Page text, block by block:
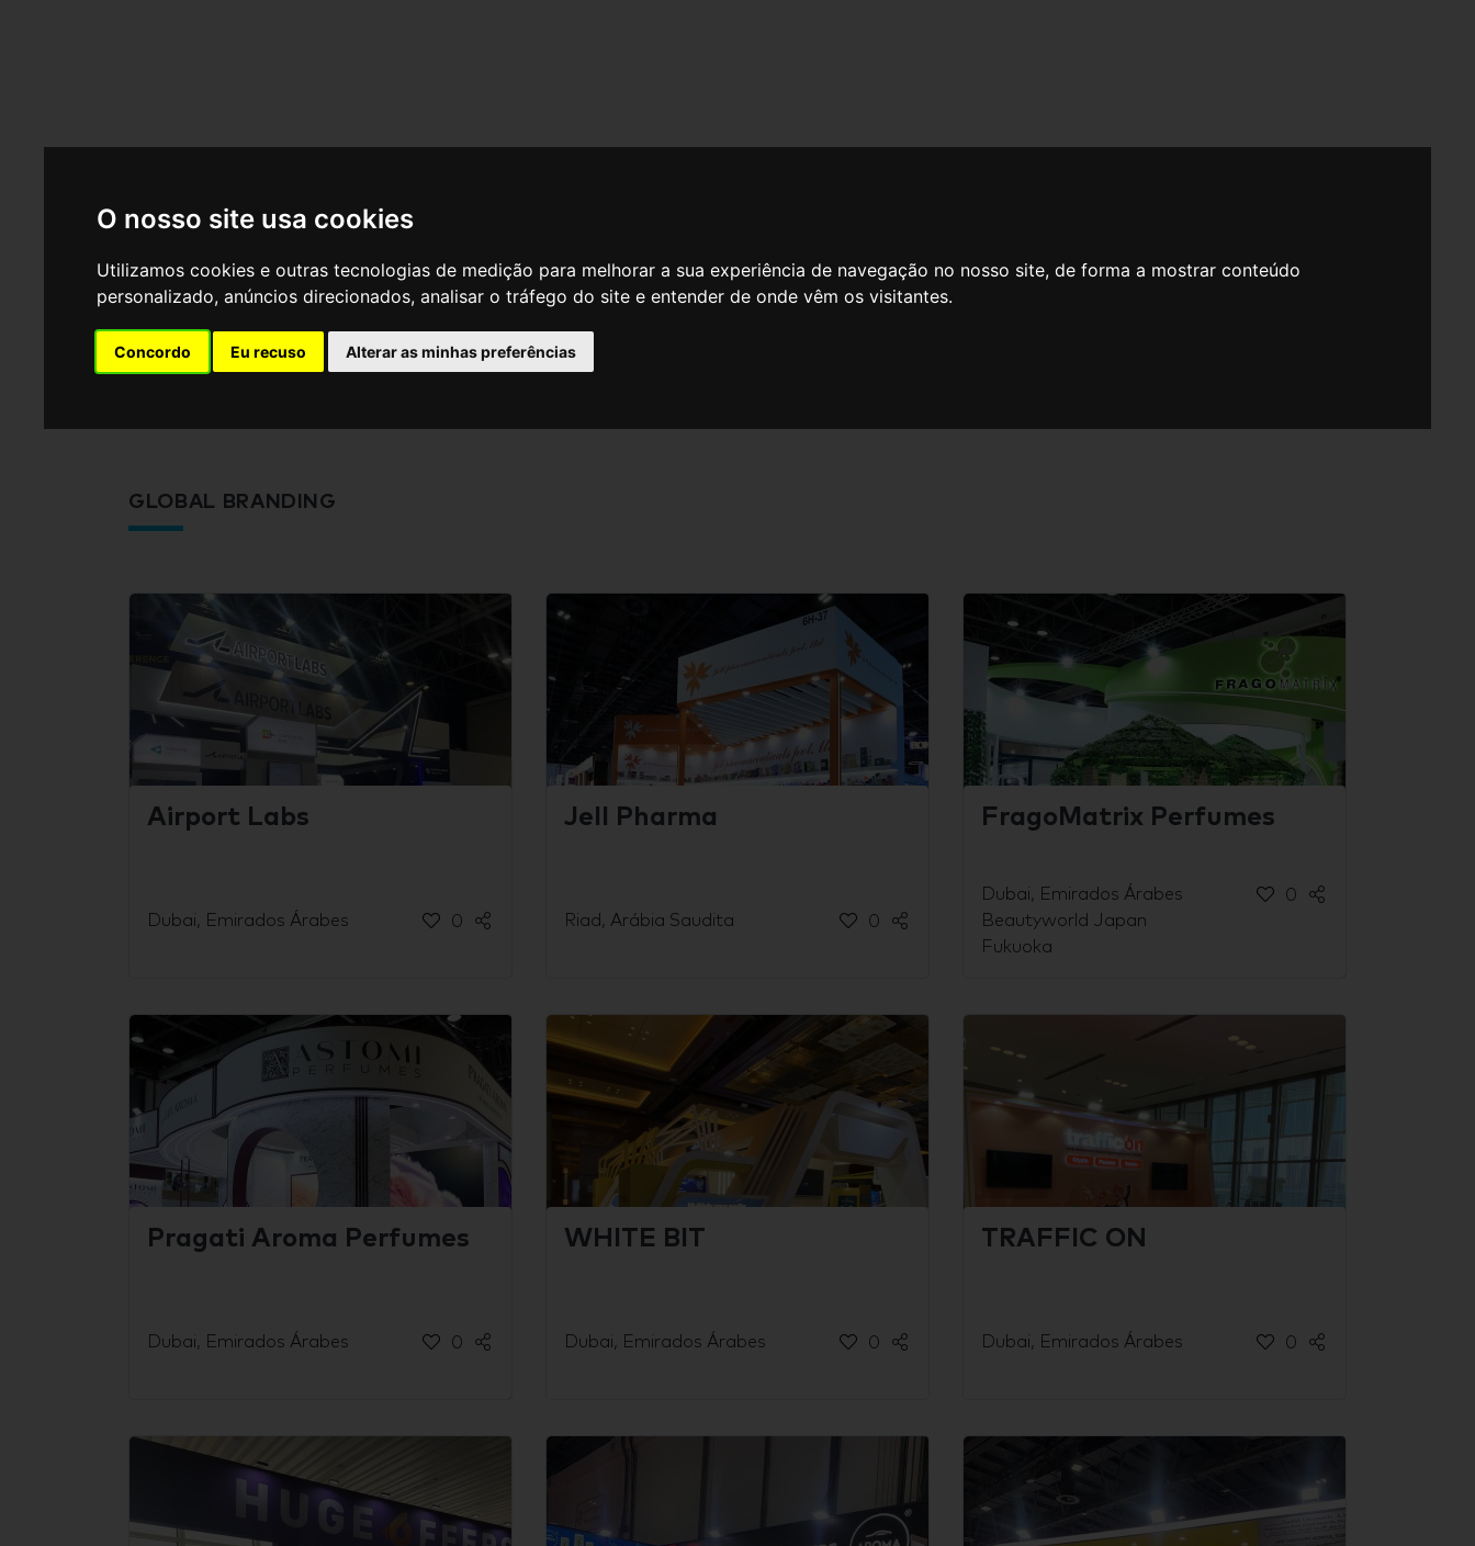
O nosso site usa cookies
Utilizamos cookies e outras tecnologias de medição para melhorar a sua experiência de navegação no nosso site, de forma a mostrar conteúdo
personalizado, anúncios direcionados, analisar o tráfego do site e entender de onde vêm os visitantes.
Concordo Eu recuso Alterar as minhas preferências
GLOBAL BRANDING
Airport Labs
Dubai, Emirados Árabes 0
Jell Pharma
Riad, Arábia Saudita 0
FragoMatrix Perfumes
Dubai, Emirados Árabes
Beautyworld Japan
Fukuoka
0
Pragati Aroma Perfumes
Dubai, Emirados Árabes 0
WHITE BIT
Dubai, Emirados Árabes 0
TRAFFIC ON
Dubai, Emirados Árabes 0